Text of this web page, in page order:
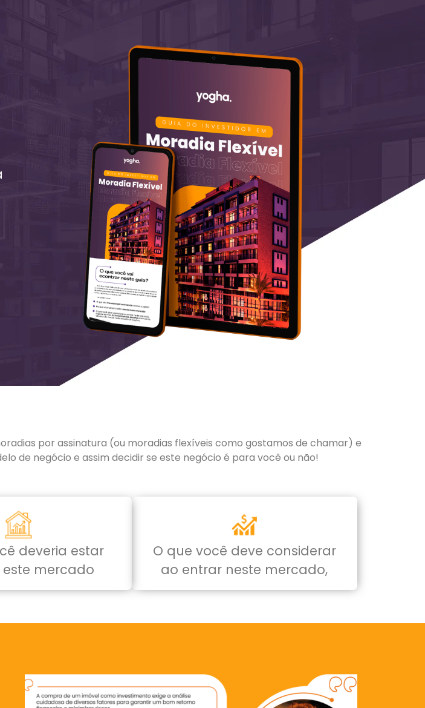
por assinatura (ou moradias flexíveis como gostamos de chamar) e
de negócio e assim decidir se este negócio é para você ou não!
deveria estar
mercado
O que você deve considerar
ao entrar neste mercado,